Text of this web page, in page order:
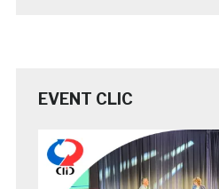
EVENT CLIC